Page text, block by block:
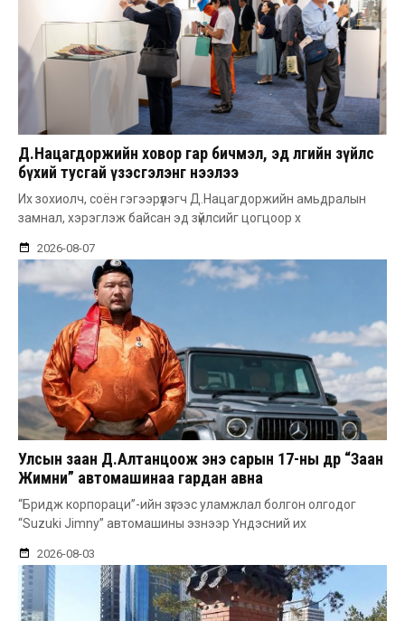
Д.Нацагдоржийн ховор гар бичмэл, эд өлгийн зүйлс
бүхий тусгай үзэсгэлэнг нээлээ
Их зохиолч, соён гэгээрүүлэгч Д.Нацагдоржийн амьдралын
замнал, хэрэглэж байсан эд зүйлсийг цогцоор х
2026-08-07
Улсын заан Д.Алтанцоож энэ сарын 17-ны өдөр “Заан
Жимни” автомашинаа гардан авна
“Бридж корпораци”-ийн зүгээс уламжлал болгон олгодог
“Suzuki Jimny” автомашины эзнээр Үндэсний их
2026-08-03